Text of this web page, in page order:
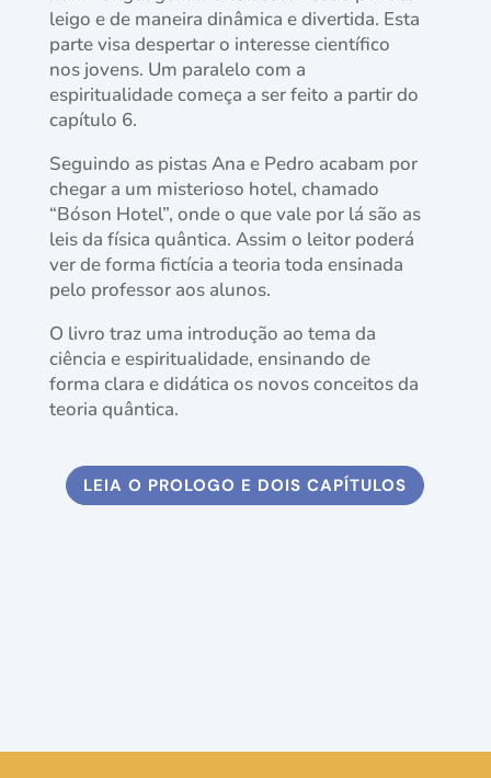
leigo e de maneira dinâmica e divertida. Esta
parte visa despertar o interesse científico
nos jovens. Um paralelo com a
espiritualidade começa a ser feito a partir do
capítulo 6.
Seguindo as pistas Ana e Pedro acabam por
chegar a um misterioso hotel, chamado
“Bóson Hotel”, onde o que vale por lá são as
leis da física quântica. Assim o leitor poderá
ver de forma fictícia a teoria toda ensinada
pelo professor aos alunos.
O livro traz uma introdução ao tema da
ciência e espiritualidade, ensinando de
forma clara e didática os novos conceitos da
teoria quântica.
LEIA O PROLOGO E DOIS CAPÍTULOS